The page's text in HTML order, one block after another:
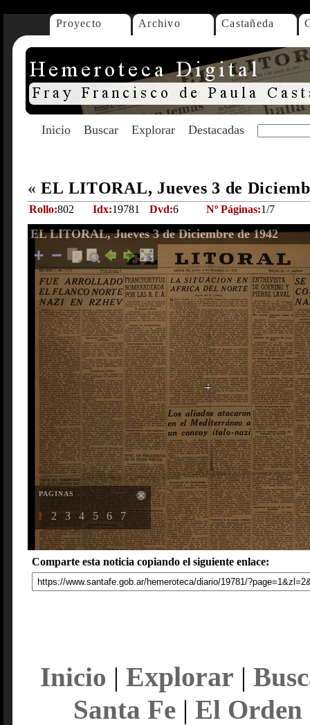
Proyecto Archivo Castañeda
Inicio Buscar Explorar Destacadas
« EL LITORAL, Jueves 3 de
Rollo:802 Idx:19781 Dvd:6 Nº Páginas:1/7
EL LITORAL, Jueves 3 de Diciembre de 1942
PAGINAS
1 2 3 4 5 6 7
Comparte esta noticia copiando el siguiente enlace:
Inicio | Explorar |
Santa Fe| El Orden